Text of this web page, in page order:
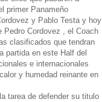
primer Panameño
y Pablo Testa y hoy
Pedro Cordovez , el Coach
clasificados que tendran
partida en este Half del
e internacionales
y humedad reinante en
tarea de defender su titulo